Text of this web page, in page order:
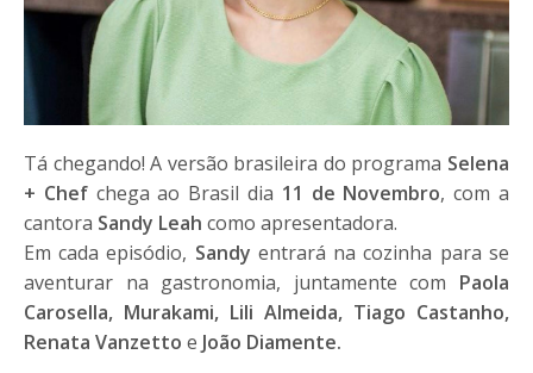
Tá chegando! A versão brasileira do programa Selena
+ Chefchega ao Brasil dia 11 de Novembro, com a
cantora Sandy Leah como apresentadora.
Em cada episódio, Sandy entrará na cozinha para se
aventurar na gastronomia, juntamente com Paola
Carosella, Murakami, Lili Almeida, Tiago Castanho,
Renata Vanzettoe João Diamente.